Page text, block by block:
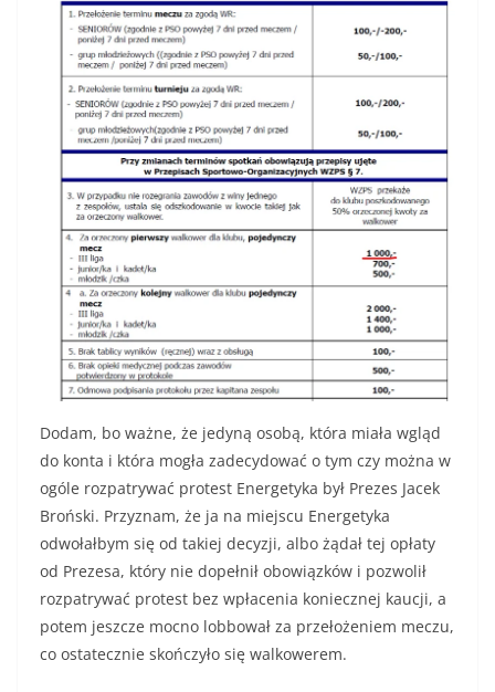
Dodam, bo ważne, że jedyną osobą, która miała wgląd
do konta i która mogła zadecydować o tym czy można w
ogóle rozpatrywać protest Energetyka był Prezes Jacek
Broński. Przyznam, że ja na miejscu Energetyka
odwołałbym się od takiej decyzji, albo żądał tej opłaty
od Prezesa, który nie dopełnił obowiązków i pozwolił
rozpatrywać protest bez wpłacenia koniecznej kaucji, a
potem jeszcze mocno lobbował za przełożeniem meczu,
co ostatecznie skończyło się walkowerem.